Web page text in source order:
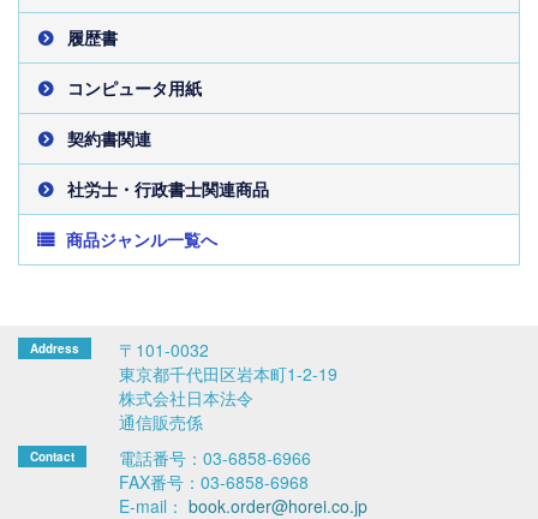
履歴書
コンピュータ用紙
契約書関連
社労士・行政書士関連商品
商品ジャンル一覧へ
〒101-0032
東京都千代田区岩本町1-2-19
株式会社日本法令
通信販売係
電話番号：03-6858-6966
FAX番号：03-6858-6968
E-mail： book.order@horei.co.jp